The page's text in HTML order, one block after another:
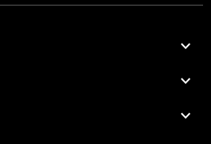


